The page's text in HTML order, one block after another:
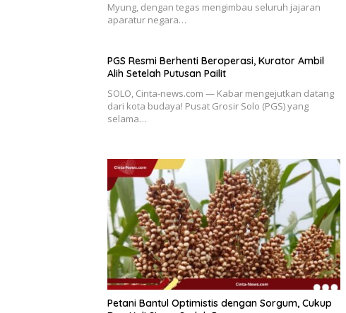
Myung, dengan tegas mengimbau seluruh jajaran
aparatur negara…
PGS Resmi Berhenti Beroperasi, Kurator Ambil
Alih Setelah Putusan Pailit
SOLO, Cinta-news.com — Kabar mengejutkan datang
dari kota budaya! Pusat Grosir Solo (PGS) yang
selama…
Petani Bantul Optimistis dengan Sorgum, Cukup